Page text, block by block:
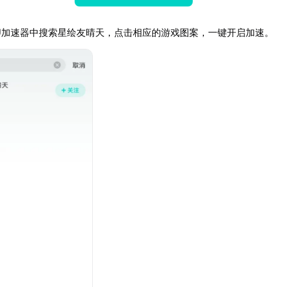
速器中搜索星绘友晴天，点击相应的游戏图案，一键开启加速。